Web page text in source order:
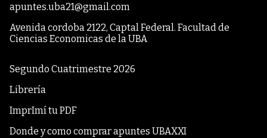
apuntes.uba21@gmail.com
Avenida cordoba 2122, Captal Federal. Facultad de
Ciencias Economicas de la UBA
Segundo Cuatrimestre 2026
Librería
ImprImí tu PDF
Donde y como comprar apuntes UBAXXI